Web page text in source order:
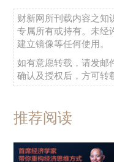
财新网所刊载内容之知
专属所有或持有。未经
建立镜像等任何使用。
如有意愿转载，请发邮
确认及授权后，方可转
推荐阅读